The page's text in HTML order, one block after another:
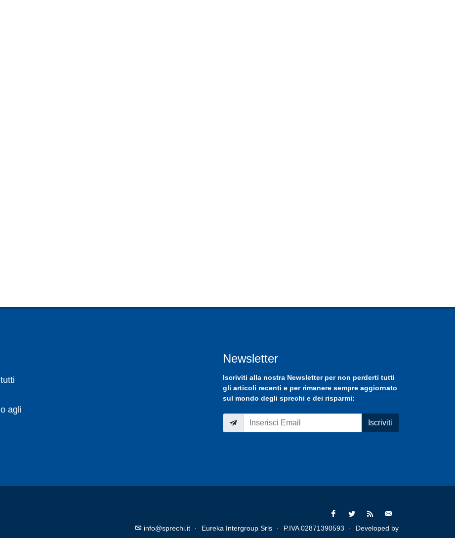
agli
Newsletter
Iscriviti alla nostra Newsletterper non perderti tutti
gli articoli recenti e per rimanere sempre aggiornato
sul mondo degli sprechi e dei risparmi:
Iscriviti
info@sprechi.it · Eureka Intergroup Srls · P.IVA 02871390593 ·
Developed by